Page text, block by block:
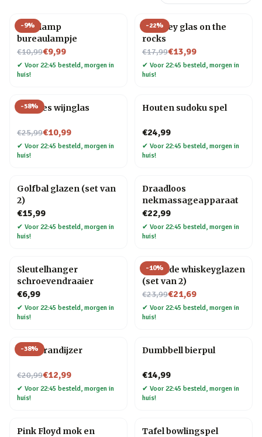
-9%
Gloeilamp
bureaulampje
€10,99
Nu voor€9,99
✔ Voor 22:45 besteld, morgen in
huis!
-22%
Whiskey glas on the
rocks
€17,99
Nu voor€13,99
✔ Voor 22:45 besteld, morgen in
huis!
-58%
Wijnfles wijnglas
€25,99
Nu voor€10,99
✔ Voor 22:45 besteld, morgen in
huis!
Houten sudoku spel
€24,99
✔ Voor 22:45 besteld, morgen in
huis!
Golfbal glazen (set van
2)
€15,99
✔ Voor 22:45 besteld, morgen in
huis!
Draadloos
nekmassageapparaat
€22,99
✔ Voor 22:45 besteld, morgen in
huis!
Sleutelhanger
schroevendraaier
€6,99
✔ Voor 22:45 besteld, morgen in
huis!
-10%
Rollende whiskeyglazen
(set van 2)
€23,99
Nu voor€21,69
✔ Voor 22:45 besteld, morgen in
huis!
-38%
BBQ brandijzer
€20,99
Nu voor€12,99
✔ Voor 22:45 besteld, morgen in
huis!
Dumbbell bierpul
€14,99
✔ Voor 22:45 besteld, morgen in
huis!
Pink Floyd mok en
Tafel bowlingspel